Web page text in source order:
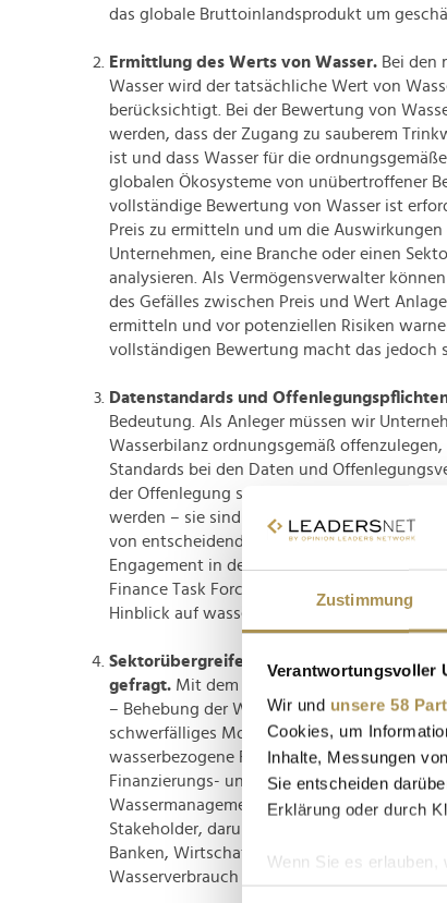
Zustimmung
Verantwortungsvoller
Wir und unsere 58
Cookies, um
Inhalte, Messungen
Sie entscheiden
Erklärung oder durch
Wenn Sie es erlauben,
Informationen
das globale Bruttoinlandsprodukt um
Ermittlung des Werts von Wasser. Bei den
Wasser wird der tatsächliche Wert von
berücksichtigt. Bei der Bewertung von
werden, dass der Zugang zu sauberem
ist und dass Wasser für die
globalen Ökosysteme von unübertroffener
vollständige Bewertung von Wasser ist
Preis zu ermitteln und um die Auswirkungen
Unternehmen, eine Branche oder einen
analysieren. Als Vermögensverwalter
des Gefälles zwischen Preis und Wert
ermitteln und vor potenziellen Risiken
vollständigen Bewertung macht das jedoch
Datenstandards und
Bedeutung. Als Anleger müssen wir
Wasserbilanz ordnungsgemäß
Standards bei den Daten und
der Offenlegung sollten auch negative
werden – sie sind für korrekte Bewertungs-,
von entscheidender Bedeutung. Franklin
Engagement in der von Ceres geleiteten
Finance Task Force" aktiv dafür ein,
Hinblick auf wasserbezogene Risiken und
Sektorübergreifende Zusammenarbeit
gefragt. Mit dem aktuellen System der
– Behebung der Wasserkrise durch einen
schwerfälliges Modell aus dem 20.
wasserbezogene Fragen und Probleme nur
Finanzierungs- und
Wassermanagement erfordern die
Stakeholder, darunter Vermögensverwalter,
Banken, Wirtschaftsprüfungsgesellschaften,
Wasserverbrauch und